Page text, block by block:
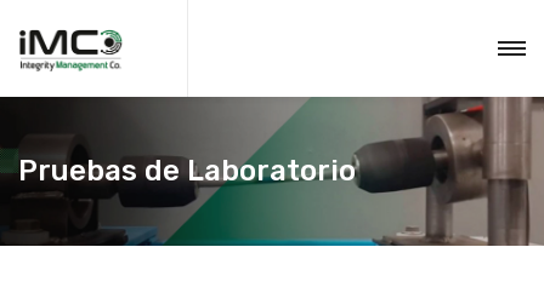
Pruebas de Laboratorio